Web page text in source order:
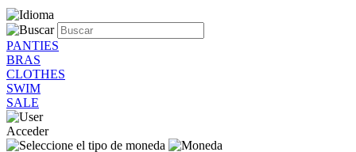
PANTIES
BRAS
CLOTHES
SWIM
SALE
Acceder